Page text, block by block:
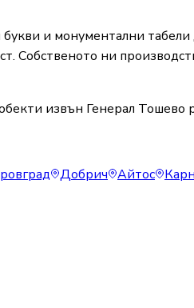
и монументални
ни
извън Генерал Тошево
Добрич Айтос